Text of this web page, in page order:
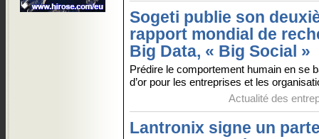
Sogeti publie son
rapport mondial de
Big Data, « Big Social »
Prédire le comportement humain en se
d’or pour les entreprises et les
Actualité des
Lantronix signe un